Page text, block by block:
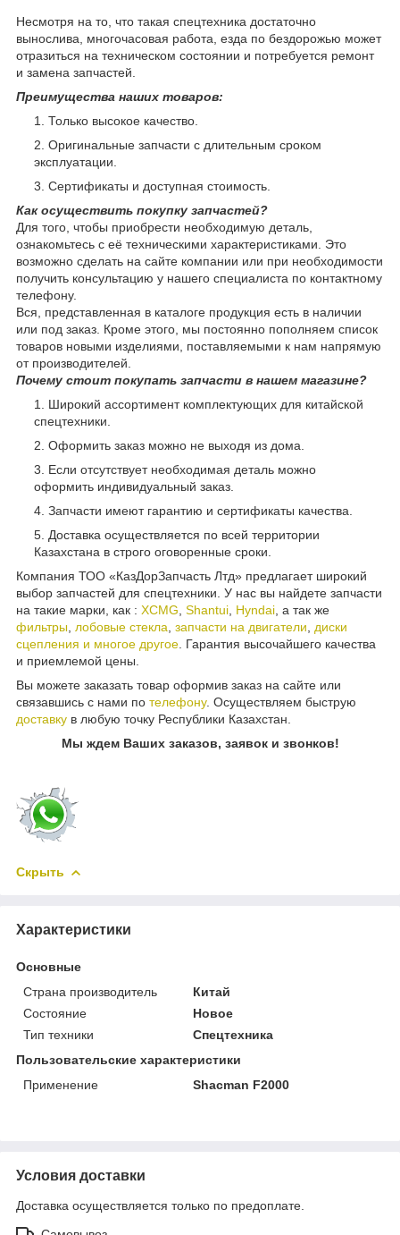
Несмотря на то, что такая спецтехника достаточно
вынослива, многочасовая работа, езда по бездорожью может
отразиться на техническом состоянии и потребуется ремонт
и замена запчастей.
Преимущества наших товаров:
Только высокое качество.
Оригинальные запчасти с длительным сроком
эксплуатации.
Сертификаты и доступная стоимость.
Как осуществить покупку запчастей?
Для того, чтобы приобрести необходимую деталь,
ознакомьтесь с её техническими характеристиками. Это
возможно сделать на сайте компании или при необходимости
получить консультацию у нашего специалиста по контактному
телефону.
Вся, представленная в каталоге продукция есть в наличии
или под заказ. Кроме этого, мы постоянно пополняем список
товаров новыми изделиями, поставляемыми к нам напрямую
от производителей.
Почему стоит покупать запчасти в нашем магазине?
Широкий ассортимент комплектующих для китайской
спецтехники.
Оформить заказ можно не выходя из дома.
Если отсутствует необходимая деталь можно
оформить индивидуальный заказ.
Запчасти имеют гарантию и сертификаты качества.
Доставка осуществляется по всей территории
Казахстана в строго оговоренные сроки.
Компания ТОО «КазДорЗапчасть Лтд» предлагает широкий
выбор запчастей для спецтехники. У нас вы найдете запчасти
на такие марки, как : XCMG Shantui Hyndai , а так же
фильтры лобовые стекла запчасти на двигатели
диски
сцепления и многое другое . Гарантия высочайшего качества
и приемлемой цены.
Вы можете заказать товар оформив заказ на сайте или
связавшись с нами по телефону. Осуществляем быструю
доставку в любую точку Республики Казахстан.
Мы ждем Ваших заказов, заявок и звонков!
Скрыть
Характеристики
Основные
Страна производитель
Китай
Состояние
Новое
Тип техники
Спецтехника
Пользовательские характеристики
Применение
Shacman F2000
Условия доставки
Доставка осуществляется только по предоплате.